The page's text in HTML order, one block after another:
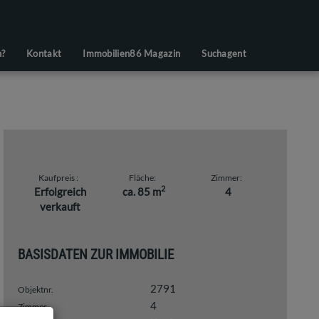
Kontakt Immobilien86 Magazin Suchagent
Kaufpreis
Erfolgreich
verkauft
Fläche
ca. 85 m2
Zimmer
4
BASISDATEN ZUR IMMOBILIE
Objektnr. 2791
Zimmer 4